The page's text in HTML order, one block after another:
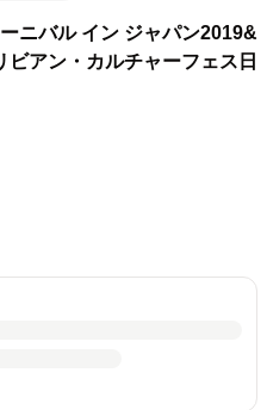
ニバル イン ジャパン2019&
アン・カルチャーフェス日